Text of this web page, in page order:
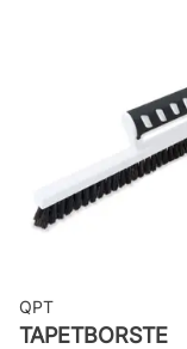
QPT
TAPETBORSTE